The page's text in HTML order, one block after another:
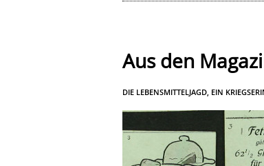
Aus den
DIE LEBENSMITTELJAGD, EIN